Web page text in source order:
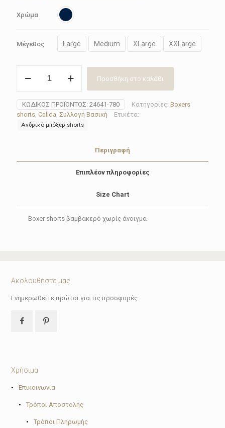
Χρώμα
Μέγεθος Large Medium XLarge XXLarge
short
Calida
2
pack
24641-
Προσθήκη στο καλάθι
ΚΩΔΙΚΌΣ ΠΡΟΪΌΝΤΟΣ: 24641-780 Κατηγορίες: Boxers
shorts, Calida, Συλλογή Βασική Ετικέτα:
Ανδρικό μπόξερ shorts
Περιγραφή
Επιπλέον πληροφορίες
Size Chart
Boxer shorts βαμβακερό χωρίς άνοιγμα
Ακολουθήστε μας
Ενημερωθείτε πρώτοι για τις προσφορές
Χρήσιμα
• Επικοινωνία
• Τρόποι Αποστολής
• Τρόποι Πληρωμής